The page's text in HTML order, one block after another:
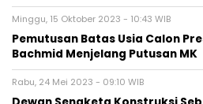
Minggu, 15 Oktober 2023 - 10:43 WIB
Pemutusan Batas Usia Calon
Bachmid Menjelang Putusan MK
Rabu, 24 Mei 2023 - 09:10 WIB